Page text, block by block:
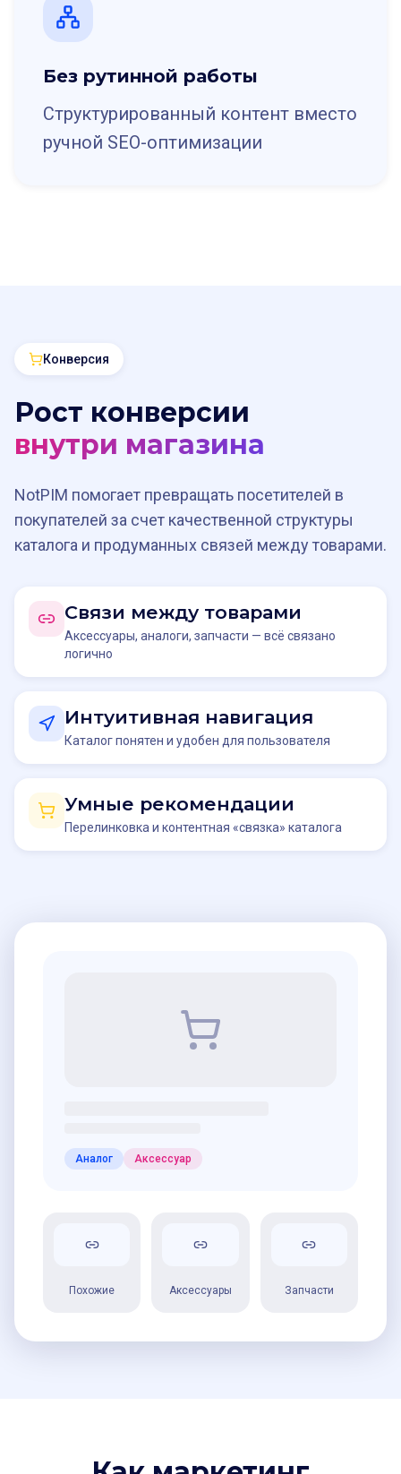
Без рутинной работы
Структурированный контент вместо
ручной SEO-оптимизации
Конверсия
Рост конверсии
внутри магазина
NotPIM помогает превращать посетителей в
покупателей за счет качественной структуры
каталога и продуманных связей между товарами.
Связи между товарами
Аксессуары, аналоги, запчасти — всё связано
логично
Интуитивная навигация
Каталог понятен и удобен для пользователя
Умные рекомендации
Перелинковка и контентная «связка» каталога
Аналог Аксессуар
Похожие Аксессуары Запчасти